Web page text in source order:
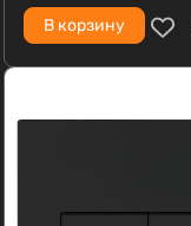
В корзину